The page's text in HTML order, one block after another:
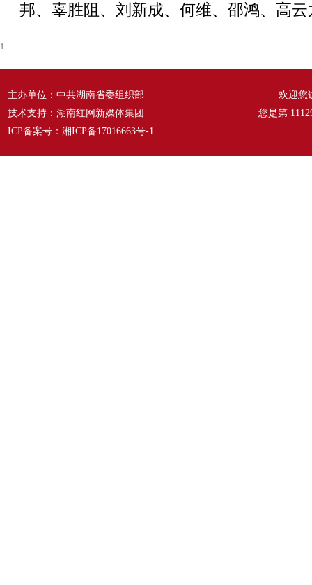
邦、辜胜阻、刘新成、何维、邵鸿、高
1
主办单位：中共湖南省委组织部
技术支持：湖南红网新媒体集团
ICP备案号： 湘ICP备17016663号-1
欢迎您
您是第